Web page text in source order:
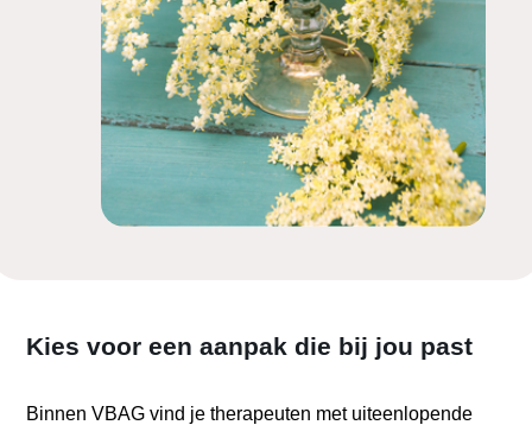
Kies voor een aanpak die bij jou past
Binnen VBAG vind je therapeuten met uiteenlopende